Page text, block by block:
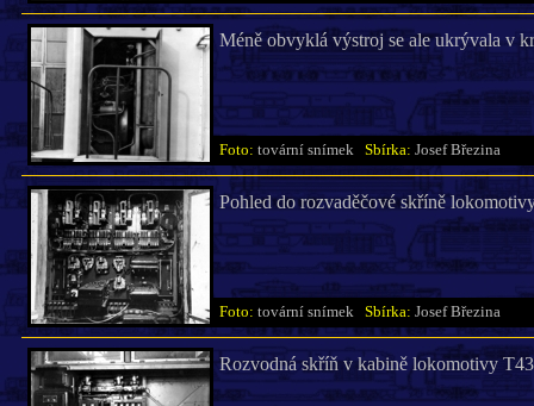
Méně obvyklá výstroj se ale ukrývala v
Foto: tovární snímek Sbírka: Josef Březina
Pohled do rozvaděčové skříně
Foto: tovární snímek Sbírka: Josef Březina
Rozvodná skříň v kabině lokomotivy